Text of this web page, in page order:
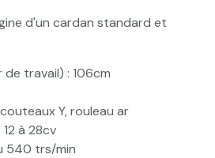
d'un cardan standard et
travail) : 106cm
Y, rouleau ar
à 28cv
540 trs/min